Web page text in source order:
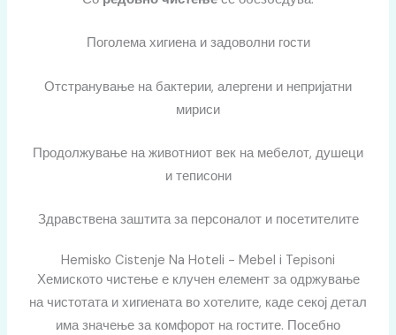
Поголема хигиена и задоволни гости
Отстранување на бактерии, алергени и непријатни
мириси
Продолжување на животниот век на мебелот, душеци
и теписони
Здравствена заштита за персоналот и посетителите
Hemisko Cistenje Na Hoteli - Mebel i Tepisoni
Хемиското чистење е клучен елемент за одржување
на чистотата и хигиената во хотелите, каде секој детал
има значење за комфорот на гостите. Посебно